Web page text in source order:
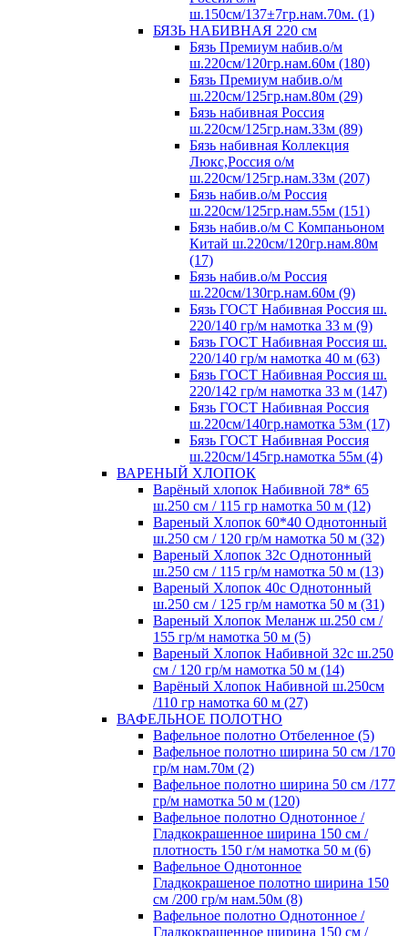
ш.150см/137±7гр.нам.70м. (1)
БЯЗЬ НАБИВНАЯ 220 см
Бязь Премиум набив.о/м
ш.220см/120гр.нам.60м (180)
Бязь Премиум набив.о/м
ш.220см/125гр.нам.80м (29)
Бязь набивная Россия
ш.220см/125гр.нам.33м (89)
Бязь набивная Коллекция
Люкс,Россия о/м
ш.220см/125гр.нам.33м (207)
Бязь набив.о/м Россия
ш.220см/125гр.нам.55м (151)
Бязь набив.о/м С Компаньоном
Китай ш.220см/120гр.нам.80м
(17)
Бязь набив.о/м Россия
ш.220см/130гр.нам.60м (9)
Бязь ГОСТ Набивная Россия ш.
220/140 гр/м намотка 33 м (9)
Бязь ГОСТ Набивная Россия ш.
220/140 гр/м намотка 40 м (63)
Бязь ГОСТ Набивная Россия ш.
220/142 гр/м намотка 33 м (147)
Бязь ГОСТ Набивная Россия
ш.220см/140гр.намотка 53м (17)
Бязь ГОСТ Набивная Россия
ш.220см/145гр.намотка 55м (4)
ВАРЕНЫЙ ХЛОПОК
Варёный хлопок Набивной 78* 65
ш.250 см / 115 гр намотка 50 м (12)
Вареный Хлопок 60*40 Однотонный
ш.250 см / 120 гр/м намотка 50 м (32)
Вареный Хлопок 32с Однотонный
ш.250 см / 115 гр/м намотка 50 м (13)
Вареный Хлопок 40с Однотонный
ш.250 см / 125 гр/м намотка 50 м (31)
Вареный Хлопок Меланж ш.250 см /
155 гр/м намотка 50 м (5)
Вареный Хлопок Набивной 32с ш.250
см / 120 гр/м намотка 50 м (14)
Варёный Хлопок Набивной ш.250см
/110 гр намотка 60 м (27)
ВАФЕЛЬНОЕ ПОЛОТНО
Вафельное полотно Отбеленное (5)
Вафельное полотно ширина 50 см /170
гр/м нам.70м (2)
Вафельное полотно ширина 50 см /177
гр/м намотка 50 м (120)
Вафельное полотно Однотонное /
Гладкокрашенное ширина 150 см /
плотность 150 г/м намотка 50 м (6)
Вафельное Однотонное
Гладкокрашеное полотно ширина 150
см /200 гр/м нам.50м (8)
Вафельное полотно Однотонное /
Гладкокрашенное ширина 150 см /